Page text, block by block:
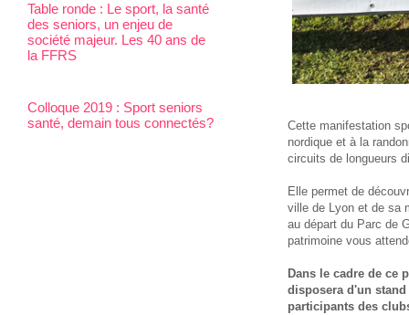
Table ronde : Le sport, la santé
des seniors, un enjeu de
société majeur. Les 40 ans de
la FFRS
Colloque 2019 : Sport seniors
santé, demain tous connectés?
Cette manifestation
nordique et à la
circuits de longueurs
Elle permet de
ville de Lyon et de sa
au départ du Parc de
patrimoine vous
Dans le cadre de ce
disposera d'un
participants des